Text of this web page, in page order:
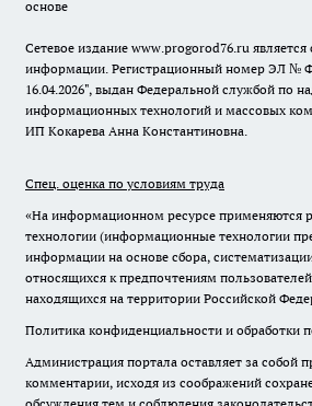
основе
Сетевое издание www.progorod76.ru
информации. Регистрационный номер ЭЛ №
16.04.2026", выдан Федеральной службой по
информационных технологий и массовых
ИП Кокарева Анна Константиновна.
Спец. оценка по условиям труда
«На информационном ресурсе применяются
технологии (информационные технологии
информации на основе сбора,
относящихся к предпочтениям
находящихся на территории Российской
Политика конфиденциальности и обработки
Администрация портала оставляет за собой
комментарии, исходя из соображений